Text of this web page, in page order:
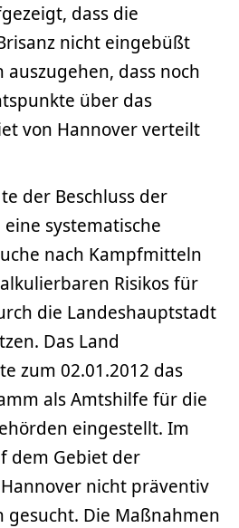
dass die
nicht eingebüßt
auszugehen, dass noch
über das
von Hannover verteilt
der Beschluss der
systematische
nach Kampfmitteln
Risikos für
die Landeshauptstadt
Das Land
zum 02.01.2012 das
als Amtshilfe für die
eingestellt. Im
dem Gebiet der
nicht präventiv
Die Maßnahmen